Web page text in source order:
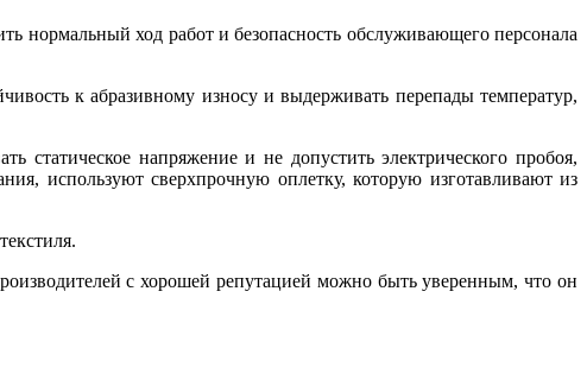
нормальный ход работ и безопасность обслуживающего персонала
к абразивному износу и выдерживать перепады температур,
статическое напряжение и не допустить электрического пробоя,
используют сверхпрочную оплетку, которую изготавливают из
с хорошей репутацией можно быть уверенным, что он